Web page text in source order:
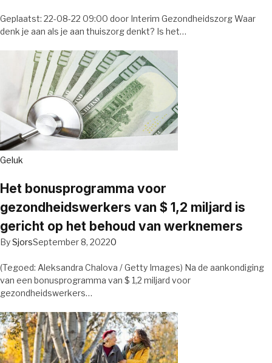
Geplaatst: 22-08-22 09:00 door Interim Gezondheidszorg Waar
denk je aan als je aan thuiszorg denkt? Is het…
Geluk
Het bonusprogramma voor
gezondheidswerkers van $ 1,2 miljard is
gericht op het behoud van werknemers
BySjorsSeptember 8, 20220
(Tegoed: Aleksandra Chalova / Getty Images) Na de aankondiging
van een bonusprogramma van $ 1,2 miljard voor
gezondheidswerkers…